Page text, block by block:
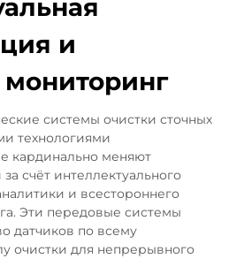
и
системы очистки сточных
технологиями
кардинально меняют
счёт интеллектуального
и всестороннего
Эти передовые системы
датчиков по всему
очистки для непрерывного